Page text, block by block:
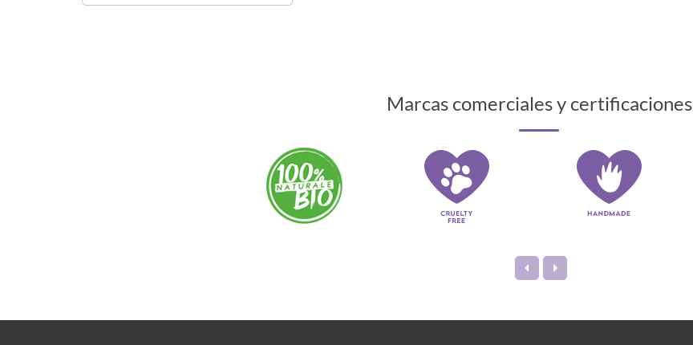
Marcas comerciales y certificaciones